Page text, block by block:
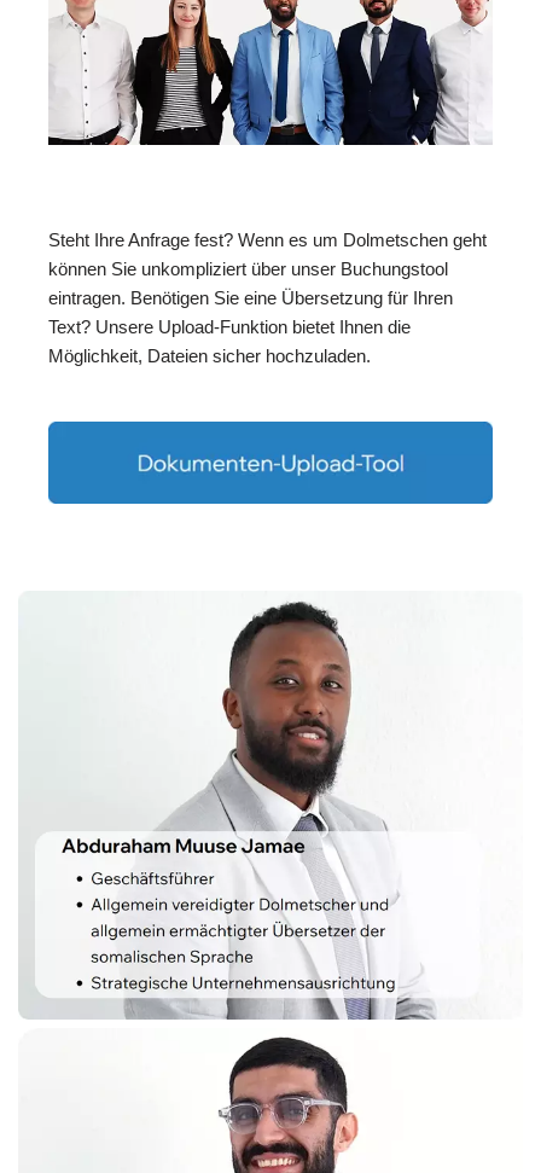
Steht Ihre Anfrage fest? Wenn es um Dolmetschen geht
können Sie unkompliziert über unser Buchungstool
eintragen. Benötigen Sie eine Übersetzung für Ihren
Text? Unsere Upload-Funktion bietet Ihnen die
Möglichkeit, Dateien sicher hochzuladen.